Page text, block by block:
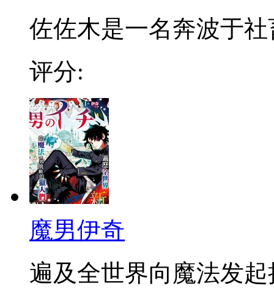
佐佐木是一名奔波于社
评分:
魔男伊奇
遍及全世界向魔法发起